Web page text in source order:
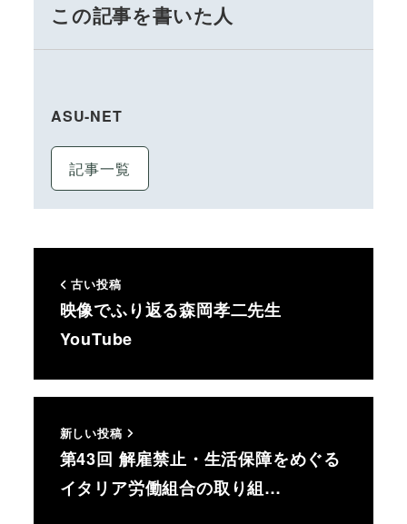
この記事を書いた人
ASU-NET
記事一覧
古い投稿
映像でふり返る森岡孝二先生
YouTube
新しい投稿
第43回 解雇禁止・生活保障をめぐる
イタリア労働組合の取り組…